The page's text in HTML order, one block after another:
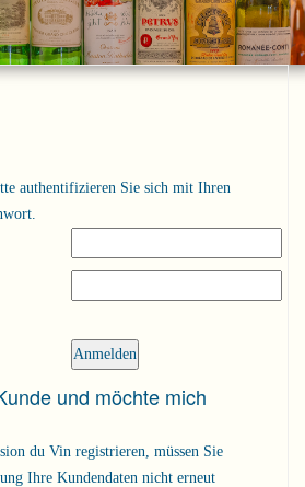
authentifizieren Sie sich mit Ihren
und möchte mich
du Vin registrieren, müssen Sie
Ihre Kundendaten nicht erneut